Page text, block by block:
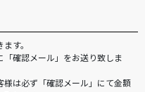
す。
確認メール」をお送り致しま
は必ず「確認メール」にて金額